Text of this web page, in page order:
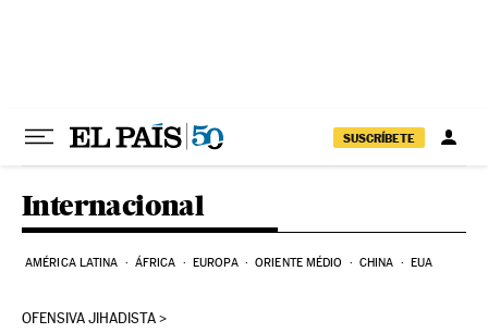
SUSCRÍBETE
Internacional
AMÉRICA LATINA ÁFRICA EUROPA ORIENTE MÉDIO CHINA EUA
OFENSIVA JIHADISTA